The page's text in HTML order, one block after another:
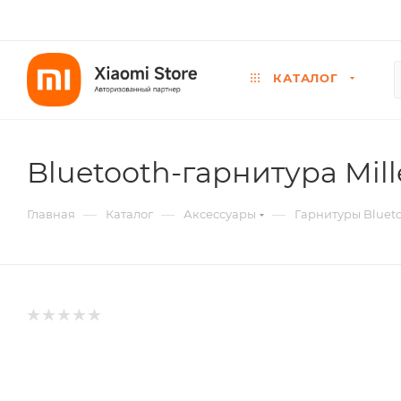
КАТАЛОГ
Bluetooth-гарнитура
Главная — Каталог — Аксессуары — Гарнитуры